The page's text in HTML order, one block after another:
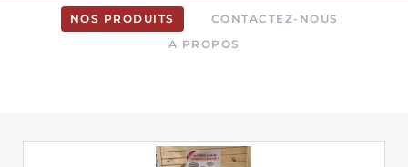
NOS PRODUITS
CONTACTEZ-NOUS
A PROPOS